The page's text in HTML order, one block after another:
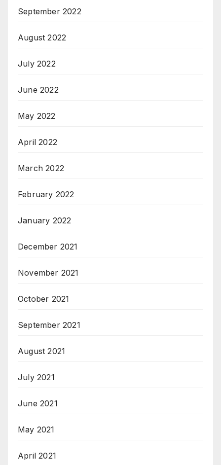
September 2022
August 2022
July 2022
June 2022
May 2022
April 2022
March 2022
February 2022
January 2022
December 2021
November 2021
October 2021
September 2021
August 2021
July 2021
June 2021
May 2021
April 2021